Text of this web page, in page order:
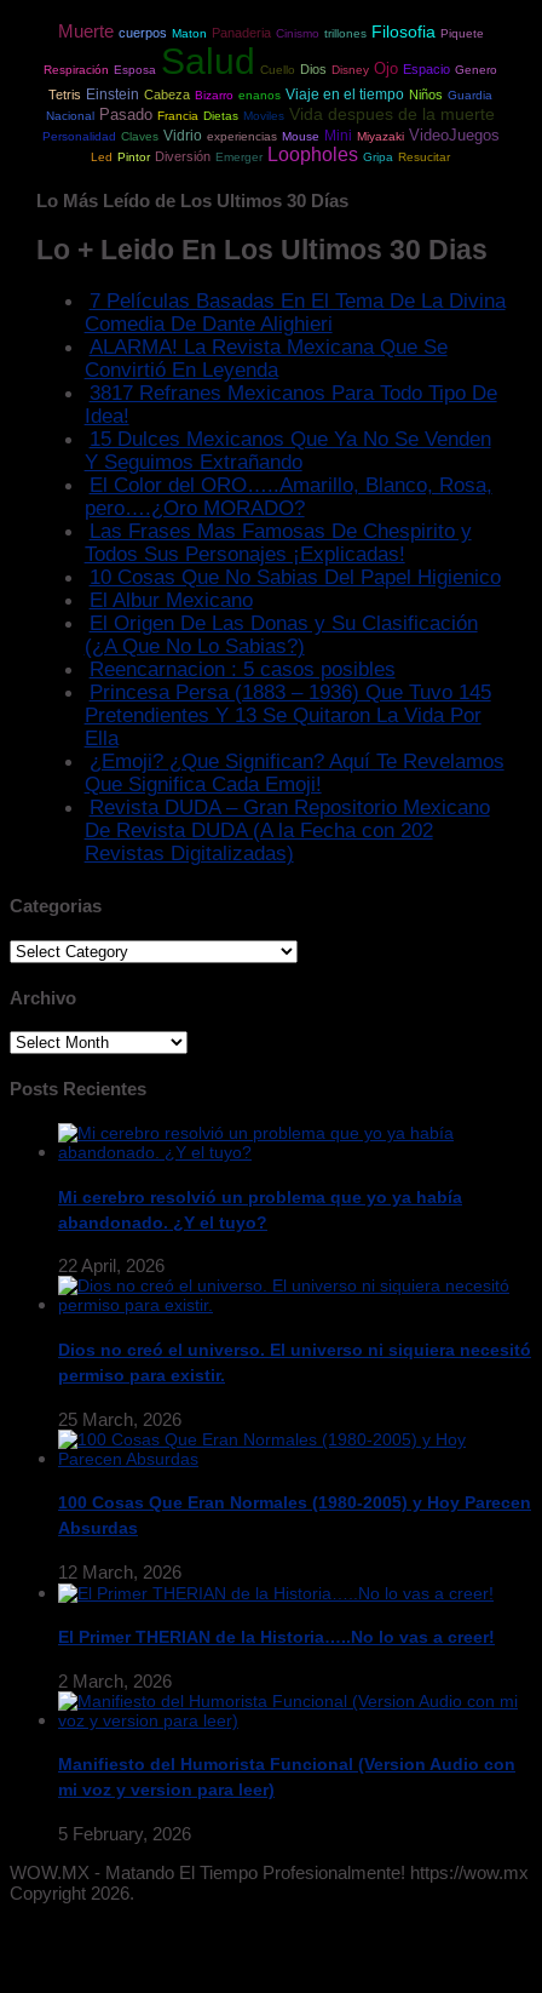
Muerte cuerpos Maton Panaderia Cinismo trillones Filosofia Piquete
Respiración Esposa Salud Cuello Dios Disney Ojo Espacio Genero
Tetris Einstein Cabeza Bizarro enanos Viaje en el tiempo Niños Guardia
Nacional Pasado Francia Dietas Moviles Vida despues de la muerte
Personalidad Claves Vidrio experiencias Mouse Mini Miyazaki VideoJuegos
Led Pintor Diversión Emerger Loopholes Gripa Resucitar
Lo Más Leído de Los Ultimos 30 Días
Lo + Leido En Los Ultimos 30 Dias
7 Películas Basadas En El Tema De La Divina
Comedia De Dante Alighieri
ALARMA! La Revista Mexicana Que Se
Convirtió En Leyenda
3817 Refranes Mexicanos Para Todo Tipo De
Idea!
15 Dulces Mexicanos Que Ya No Se Venden
Y Seguimos Extrañando
El Color del ORO…..Amarillo, Blanco, Rosa,
pero….¿Oro MORADO?
Las Frases Mas Famosas De Chespirito y
Todos Sus Personajes ¡Explicadas!
10 Cosas Que No Sabias Del Papel Higienico
El Albur Mexicano
El Origen De Las Donas y Su Clasificación
(¿A Que No Lo Sabias?)
Reencarnacion : 5 casos posibles
Princesa Persa (1883 – 1936) Que Tuvo 145
Pretendientes Y 13 Se Quitaron La Vida Por
Ella
¿Emoji? ¿Que Significan? Aquí Te Revelamos
Que Significa Cada Emoji!
Revista DUDA – Gran Repositorio Mexicano
De Revista DUDA (A la Fecha con 202
Revistas Digitalizadas)
Categorias
Categorias
Archivo
Archivo
Posts Recientes
Mi cerebro resolvió un problema que yo ya había
abandonado. ¿Y el tuyo?
22 April, 2026
Dios no creó el universo. El universo ni siquiera necesitó
permiso para existir.
25 March, 2026
100 Cosas Que Eran Normales (1980-2005) y Hoy Parecen
Absurdas
12 March, 2026
El Primer THERIAN de la Historia…..No lo vas a creer!
2 March, 2026
Manifiesto del Humorista Funcional (Version Audio con
mi voz y version para leer)
5 February, 2026
WOW.MX - Matando El Tiempo Profesionalmente! https://wow.mx
Copyright 2026.